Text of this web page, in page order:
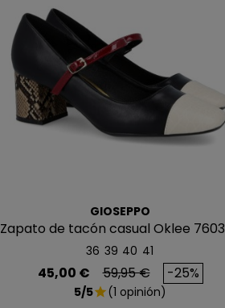
GIOSEPPO
Zapato de tacón casual Oklee
P
36 39 40 41
Precio
45,00 € Precio base
59,95 € -25%
5/5star(1 opinión)